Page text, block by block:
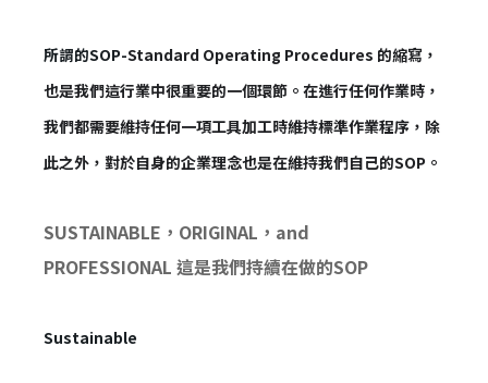
所謂的SOP-Standard Operating Procedures 的縮寫，
也是我們這行業中很重要的一個環節。在進行任何作業時，
我們都需要維持任何一項工具加工時維持標準作業程序，除
此之外，對於自身的企業理念也是在維持我們自己的SOP。
SUSTAINABLE，ORIGINAL，and
PROFESSIONAL 這是我們持續在做的SOP
Sustainable